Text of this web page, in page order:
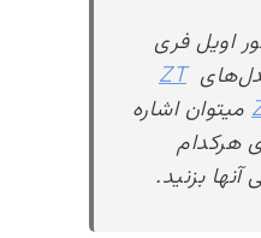
اویل فری
ZT
میتوان اشاره
هرکدام
بزنید.